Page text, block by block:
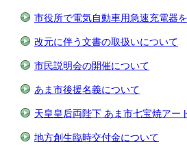
市役所で電気自動車用急速充電器
改元に伴う文書の取扱いについて
市民説明会の開催について
あま市後援名義について
天皇皇后両陛下 あま市七宝焼アー
地方創生臨時交付金について